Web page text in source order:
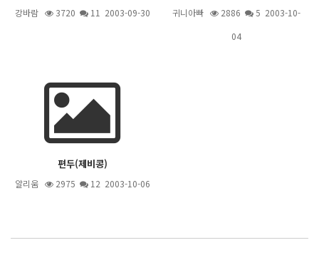
강바람 3720 11 2003-09-30 귀니아빠 2886 5 2003-10-
04
편두(제비콩)
알리움 2975 12 2003-10-06